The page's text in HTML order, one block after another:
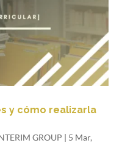
y cómo realizarla
GROUP | 5 Mar,